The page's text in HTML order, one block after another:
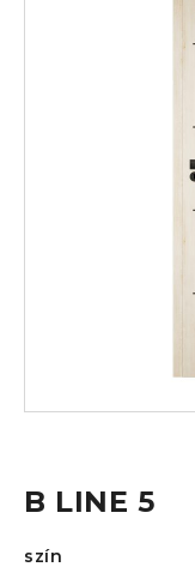
B LINE 5
szín